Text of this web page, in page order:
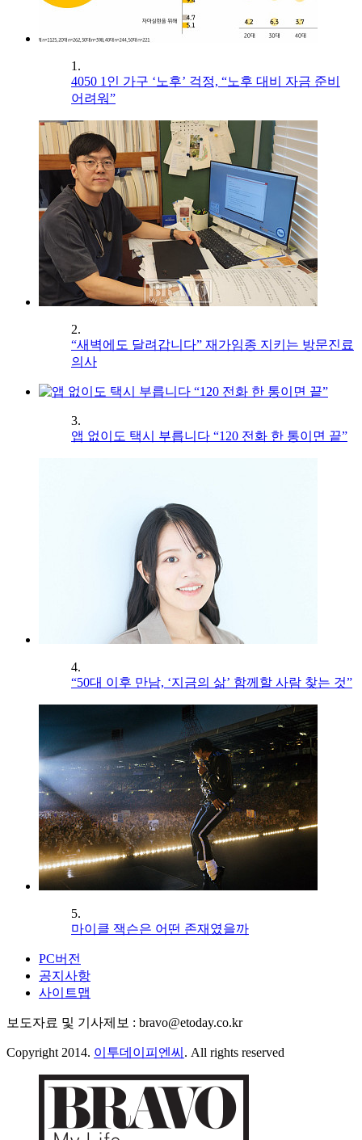
1.
4050 1인 가구 ‘노후’ 걱정, “노후 대비 자금 준비
어려워”
2.
“새벽에도 달려갑니다” 재가임종 지키는 방문진료
의사
3.
앱 없이도 택시 부릅니다 “120 전화 한 통이면 끝”
4.
“50대 이후 만남, ‘지금의 삶’ 함께할 사람 찾는 것”
5.
마이클 잭슨은 어떤 존재였을까
PC버전
공지사항
사이트맵
보도자료 및 기사제보 : bravo@etoday.co.kr
Copyright 2014. 이투데이피엔씨 . All rights reserved